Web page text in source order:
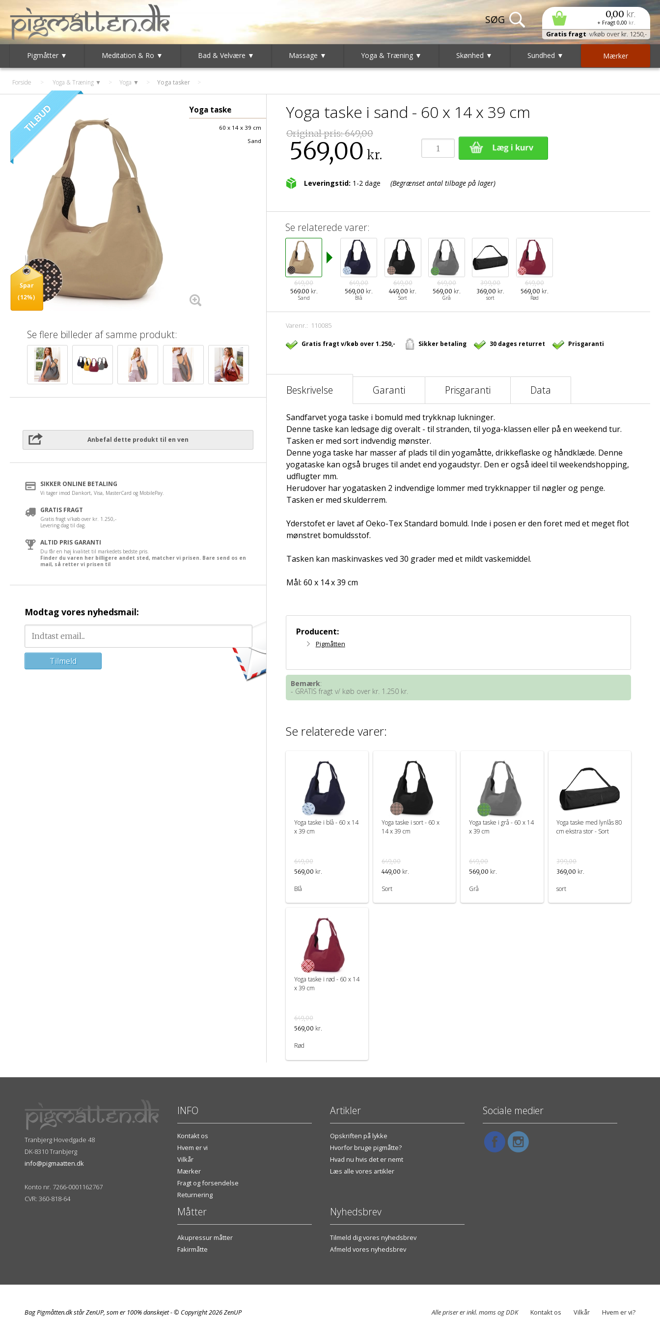
0,00 kr.
+ Fragt 0,00 kr.
Gratis fragt v/køb over kr. 1250,-
Pigmåtter ▼ Meditation & Ro ▼ Bad & Velvære ▼ Massage ▼ Yoga & Træning ▼ Skønhed ▼ Sundhed ▼ Mærker
Forside > Yoga & Træning ▼ > Yoga ▼ > Yoga tasker
Yoga taske
60 x 14 x 39 cm
Sand
Spar
(12%)
Se flere billeder af samme produkt:
Yoga taske i sand - 60 x 14 x 39 cm
Original pris:649,00
569,00 kr.
Leveringstid: 1-2 dage (Begrænset antal tilbage på lager)
Se relaterede varer:
649,00
569.00 kr.
Sand
649,00
569,00 kr.
Blå
649,00
449,00 kr.
Sort
649,00
569,00 kr.
Grå
399,00
369,00 kr.
sort
649,00
569,00 kr.
Rød
Varenr.: 110085
Gratis fragt v/køb over 1.250,- Sikker betaling 30 dages returret Prisgaranti
Beskrivelse Garanti Prisgaranti Data
Sandfarvet yoga taske i bomuld med trykknap lukninger.
Denne taske kan ledsage dig overalt - til stranden, til yoga-klassen eller på en weekend tur.
Tasken er med sort indvendig mønster.
Denne yoga taske har masser af plads til din yogamåtte, drikkeflaske og håndklæde. Denne
yogataske kan også bruges til andet end yogaudstyr. Den er også ideel til weekendshopping,
udflugter mm.
Herudover har yogatasken 2 indvendige lommer med trykknapper til nøgler og penge.
Tasken er med skulderrem.
Yderstofet er lavet af Oeko-Tex Standard bomuld. Inde i posen er den foret med et meget flot
mønstret bomuldsstof.
Tasken kan maskinvaskes ved 30 grader med et mildt vaskemiddel.
Mål: 60 x 14 x 39 cm
Producent:
Pigmåtten
Bemærk:
- GRATIS fragt v/ køb over kr. 1.250 kr.
Se relaterede varer:
Yoga taske i blå - 60 x 14
x 39 cm
649,00
569,00 kr.
Blå
Yoga taske i sort - 60 x
14 x 39 cm
649,00
449,00 kr.
Sort
Yoga taske i grå - 60 x 14
x 39 cm
649,00
569,00 kr.
Grå
Yoga taske med lynlås 80
cm ekstra stor - Sort
399,00
369,00 kr.
sort
Yoga taske i rød - 60 x 14
x 39 cm
649,00
569,00 kr.
Rød
Anbefal dette produkt til en ven
SIKKER ONLINE BETALING
Vi tager imod Dankort, Visa, MasterCard og MobilePay.
GRATIS FRAGT
Gratis fragt v/køb over kr. 1.250,-
Levering dag til dag.
ALTID PRIS GARANTI
Du får en høj kvalitet til markedets bedste pris.
Finder du varen her billigere andet sted, matcher vi prisen. Bare send os en
mail, så retter vi prisen til
Modtag vores nyhedsmail:
Tranbjerg Hovedgade 48
DK-8310 Tranbjerg
info@pigmaatten.dk
Konto nr. 7266-0001162767
CVR: 360-818-64
INFO
Kontakt os
Hvem er vi
Vilkår
Mærker
Fragt og forsendelse
Returnering
Måtter
Akupressur måtter
Fakirmåtte
Artikler
Opskriften på lykke
Hvorfor bruge pigmåtte?
Hvad nu hvis det er nemt
Læs alle vores artikler
Nyhedsbrev
Tilmeld dig vores nyhedsbrev
Afmeld vores nyhedsbrev
Sociale medier
Hvem er vi?
Vilkår
Kontakt os
Alle priser er inkl. moms og DDK
Bag Pigmåtten.dk står ZenUP, som er 100% danskejet - © Copyright 2026 ZenUP